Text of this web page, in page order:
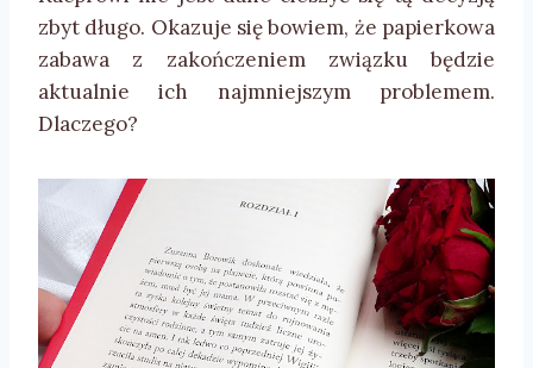
zbyt długo. Okazuje się bowiem, że papierkowa
zabawa z zakończeniem związku będzie
aktualnie ich najmniejszym problemem.
Dlaczego?